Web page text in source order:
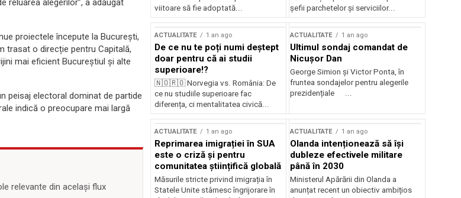
reluarea alegerilor”, a adăugat
proiectele începute la București,
trasat o direcție pentru Capitală,
mai eficient Bucureștiul și alte
peisaj electoral dominat de partide
indică o preocupare mai largă
relevante din același flux
viitoare să fie adoptată...
șefii parchetelor și serviciilor...
ACTUALITATE 1 an ago
De ce nu te poți numi deștept
doar pentru că ai studii
superioare!?
🇳🇴🇷🇴 Norvegia vs. România: De
ce nu studiile superioare fac
diferența, ci mentalitatea civică...
ACTUALITATE 1 an ago
Ultimul sondaj comandat de
Nicușor Dan
George Simion și Victor Ponta, în
fruntea sondajelor pentru alegerile
prezidențiale ...
ACTUALITATE 1 an ago
Reprimarea imigrației în SUA
este o criză și pentru
comunitatea științifică globală
Măsurile stricte privind imigrația în
Statele Unite stârnesc îngrijorare în
ACTUALITATE 1 an ago
Olanda intenționează să își
dubleze efectivele militare
până în 2030
Ministerul Apărării din Olanda a
anunțat recent un obiectiv ambițios